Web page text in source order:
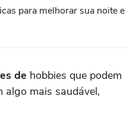
para melhorar sua noite e
de hobbies que podem
algo mais saudável,